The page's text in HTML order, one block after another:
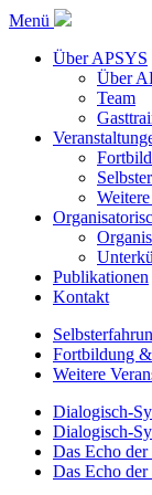
Menü
Über APSYS
Über
Team
Publikationen
Kontakt
Fortbildung
Weitere
Dialogisch-
Dialogisch-
Das Echo
Das Echo